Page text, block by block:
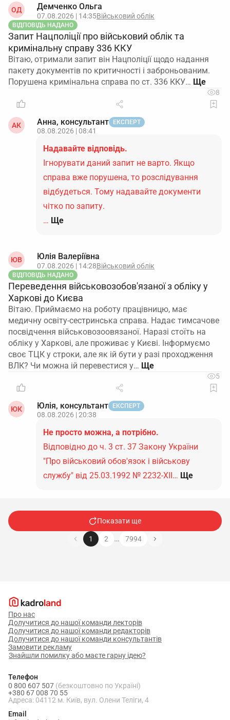
ОД Демченко Ольга
07.08.2026 | 14:35Військовий облік
ВІДПОВІДЬ НАДАНО
Запит Нацполіції про військовий облік та
кримінальну справу 336 ККУ
Вітаю, отримали запит він Нацполіції щодо надання
пакету документів по критичності і заброньованим.
Порушена кримінальна справа по ст. 336 ККУ…
8
АК Анна, консультант ЕКСПЕРТ
08.08.2026 | 08:41
Надавайте відповідь.
Ігнорувати даний запит не варто. Якщо
справа вже порушена, то розслідування
відбудеться. Тому надавайте документи
чітко по запиту.
… Ще
ЮВ Юлія Валеріївна
07.08.2026 | 14:28Військовий облік
ВІДПОВІДЬ НАДАНО
Переведення військовозобов'язаної з обліку у
Харкові до Києва
Вітаю. Приймаємо на роботу працівницю, має
медичну освіту-сестринська справа. Надає тимсачове
посвідчення військовозоовязаної. Наразі стоїть на
обліку у Харкові, але проживає у Києві. Інформуємо
своє ТЦК у строки, але як ій бути у разі проходження
ВЛК? Чи можна ій перевестися у…
5
ЮК Юлія, консультант ЕКСПЕРТ
08.08.2026 | 20:38
Не просто можна, а потрібно.
Відповідно до ч. 3 ст. 37 Закону України
"Про військовий обов'язок і військову
службу" від 25.03.1992 № 2232-ХІІ… Ще
Показати ще
1 2 … 7994
Про нас
Долучитися до нашої команди лекторів
Долучитися до нашої команди редакторів
Долучитися до нашої команди консультантів
Замовити рекламу
Знайшли помилку або маєте гарну ідею?
Телефон
0 800 607 507 (безкоштовно по Україні)
+380 67 008 70 55
Адреса: 04112 м. Київ, вул. Олени Теліги, 4
Email